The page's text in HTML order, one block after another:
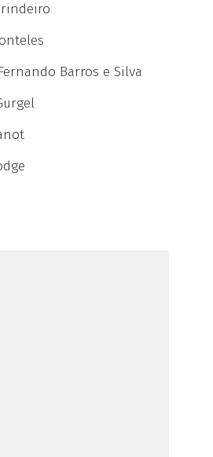
Barros e Silva